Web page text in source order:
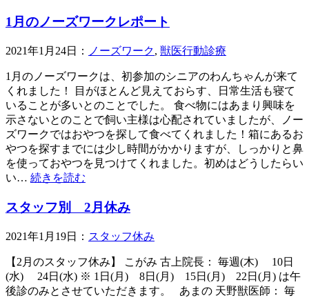
1月のノーズワークレポート
2021年1月24日： ノーズワーク, 獣医行動診療
1月のノーズワークは、初参加のシニアのわんちゃんが来て
くれました！ 目がほとんど見えておらす、日常生活も寝て
いることが多いとのことでした。 食べ物にはあまり興味を
示さないとのことで飼い主様は心配されていましたが、ノー
ズワークではおやつを探して食べてくれました！箱にあるお
やつを探すまでには少し時間がかかりますが、しっかりと鼻
を使っておやつを見つけてくれました。初めはどうしたらい
い… 続きを読む
スタッフ別 2月休み
2021年1月19日： スタッフ休み
【2月のスタッフ休み】 こがみ 古上院長： 毎週(木) 10日
(水) 24日(水) ※ 1日(月) 8日(月) 15日(月) 22日(月) は午
後診のみとさせていただきます。 あまの 天野獣医師： 毎